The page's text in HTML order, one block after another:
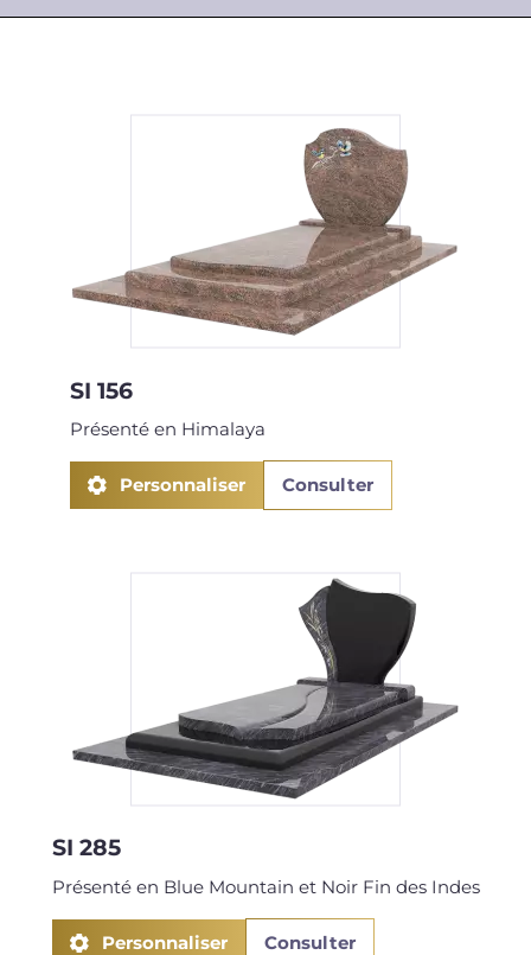
SI 156
Présenté en Himalaya
Personnaliser Consulter
SI 285
Présenté en Blue Mountain et Noir Fin des Indes
Personnaliser Consulter